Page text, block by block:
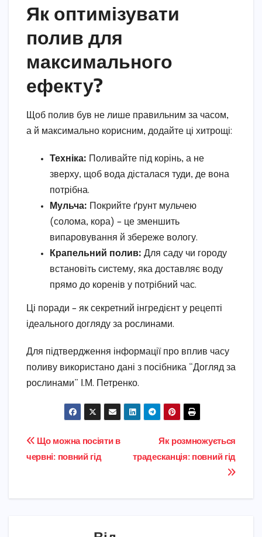
Як оптимізувати
полив для
максимального
ефекту?
Щоб полив був не лише правильним за часом,
а й максимально корисним, додайте ці хитрощі:
Техніка: Поливайте під корінь, а не
зверху, щоб вода дісталася туди, де вона
потрібна.
Мульча: Покрийте ґрунт мульчею
(солома, кора) – це зменшить
випаровування й збереже вологу.
Крапельний полив: Для саду чи городу
встановіть систему, яка доставляє воду
прямо до коренів у потрібний час.
Ці поради – як секретний інгредієнт у рецепті
ідеального догляду за рослинами.
Для підтвердження інформації про вплив часу
поливу використано дані з посібника “Догляд за
рослинами” І.М. Петренко.
Навігація
записів
Як розмножується
традесканція: повний гід
Що можна посіяти в
червні: повний гід